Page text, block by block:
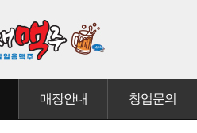
매장안내 창업문의